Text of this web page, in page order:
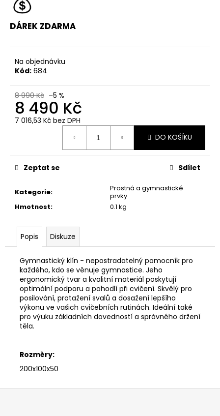
DÁREK ZDARMA
Na objednávku
Kód: 684
8 990 Kč –5 %
8 490 Kč
7 016,53 Kč bez DPH
DO KOŠÍKU
Kategorie:
Prostná a gymnastické
prvky
Hmotnost: 0.1 kg
Zeptat se Sdílet
Popis Diskuze
Gymnastický klín - nepostradatelný pomocník pro
každého, kdo se věnuje gymnastice. Jeho
ergonomický tvar a kvalitní materiál poskytují
optimální podporu a pohodlí při cvičení. Skvělý pro
posilování, protažení svalů a dosažení lepšího
výkonu ve vašich cvičebních rutinách. Ideální také
pro výuku základních dovedností a správného držení
těla.
Rozměry:
200x100x50
e
m
e
ŠKOLA
PARKOURU
PRO
ZAČÁTEČNÍKY
(BEGINNER)
190
Kč
Kč
Z